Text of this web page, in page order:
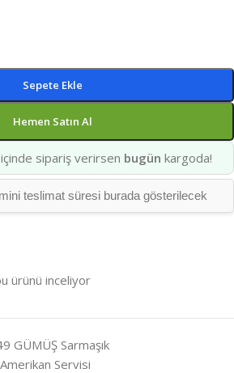
Sepete Ekle
Hemen Satın Al
içinde sipariş verirsen bugün kargoda!
teslimat süresi burada gösterilecek
ürünü inceliyor
GÜMÜŞ Sarmaşık
Servisi